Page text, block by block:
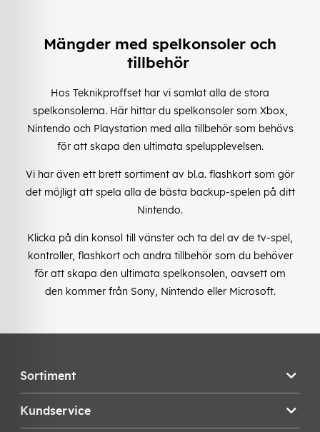
Mängder med spelkonsoler och
tillbehör
Hos Teknikproffset har vi samlat alla de stora
spelkonsolerna. Här hittar du spelkonsoler som Xbox,
Nintendo och Playstation med alla tillbehör som behövs
för att skapa den ultimata spelupplevelsen.
Vi har även ett brett sortiment av bl.a. flashkort som gör
det möjligt att spela alla de bästa backup-spelen på ditt
Nintendo.
Klicka på din konsol till vänster och ta del av de tv-spel,
kontroller, flashkort och andra tillbehör som du behöver
för att skapa den ultimata spelkonsolen, oavsett om
den kommer från Sony, Nintendo eller Microsoft.
Sortiment
Kundservice